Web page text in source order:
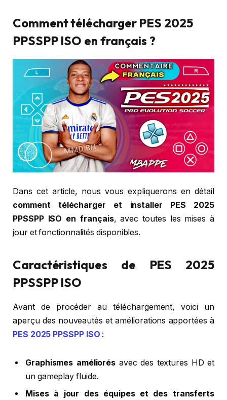
Comment télécharger PES 2025
PPSSPP ISO en français ?
Dans cet article, nous vous expliquerons en détail
comment télécharger et installer PES 2025
PPSSPP ISO en français, avec toutes les mises à
jour et fonctionnalités disponibles.
Caractéristiques de PES 2025
PPSSPP ISO
Avant de procéder au téléchargement, voici un
aperçu des nouveautés et améliorations apportées à
PES 2025 PPSSPP ISO :
Graphismes améliorés avec des textures HD et
un gameplay fluide.
Mises à jour des équipes et des transferts